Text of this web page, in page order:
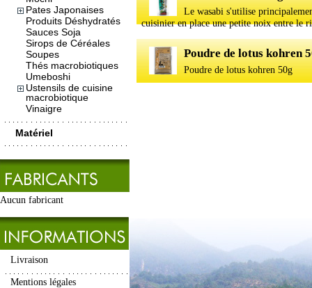
Pates Japonaises
Produits Déshydratés
Sauces Soja
Sirops de Céréales
Soupes
Thés macrobiotiques
Umeboshi
Ustensils de cuisine
macrobiotique
Vinaigre
Matériel
Aucun fabricant
Livraison
Mentions légales
Le wasabi s'utilise
cuisinier en place une petite noix entre le
Poudre de lotus kohren
Poudre de lotus kohren 50g